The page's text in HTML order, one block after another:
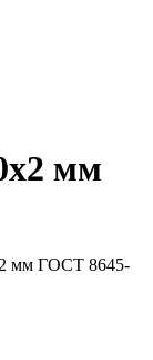
мм